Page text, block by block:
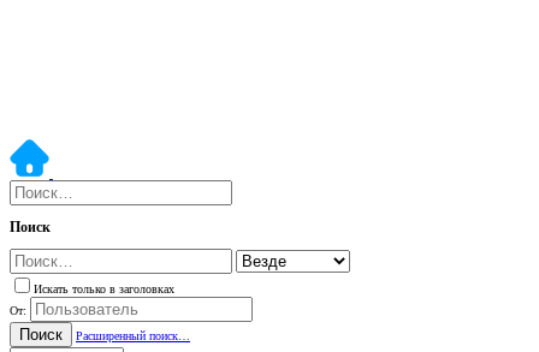
Поиск
Искать только в заголовках
От:
Поиск Расширенный поиск…